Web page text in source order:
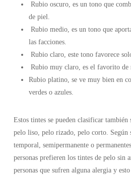
Rubio oscuro, es un tono que
de piel.
Rubio medio, es un tono que
las facciones.
Rubio claro, este tono favorece
Rubio muy claro, es el favorito de
Rubio platino, se ve muy bien en
verdes o azules.
Estos tintes se pueden clasificar
pelo liso, pelo rizado, pelo corto. Según
temporal, semipermanente o
personas prefieren los tintes de pelo sin
personas que sufren alguna alergia y